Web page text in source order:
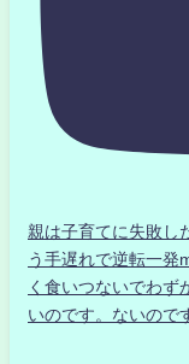
親は子育てに失敗し
う手遅れで逆転一発
く食いつないでわず
いのです。ないので